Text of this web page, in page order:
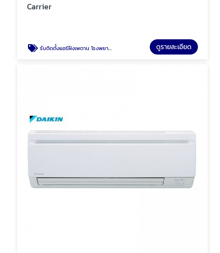
Carrier
รับติดตั้งแอร์ฝังเพดาน โรงพยาบาล ดูรายละเอียด